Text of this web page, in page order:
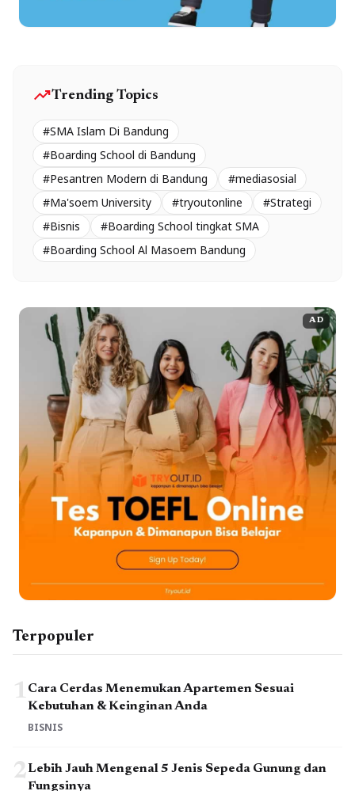
trending_upTrending Topics
#SMA Islam Di Bandung
#Boarding School di Bandung
#Pesantren Modern di Bandung
#mediasosial
#Ma'soem University
#tryoutonline
#Strategi
#Bisnis
#Boarding School tingkat SMA
#Boarding School Al Masoem Bandung
AD
Terpopuler
1 Cara Cerdas Menemukan Apartemen Sesuai
Kebutuhan & Keinginan Anda
BISNIS
2Lebih Jauh Mengenal 5 Jenis Sepeda Gunung dan
Fungsinya